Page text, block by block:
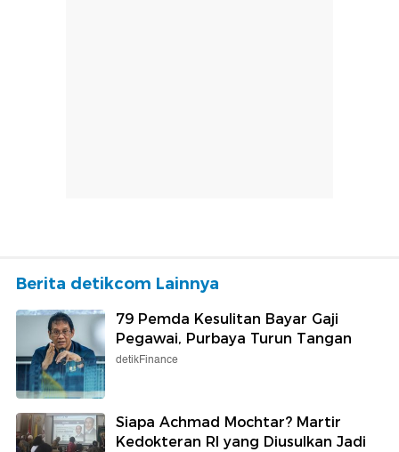
Berita detikcom Lainnya
79 Pemda Kesulitan Bayar Gaji
Pegawai, Purbaya Turun Tangan
detikFinance
Siapa Achmad Mochtar? Martir
Kedokteran RI yang Diusulkan Jadi